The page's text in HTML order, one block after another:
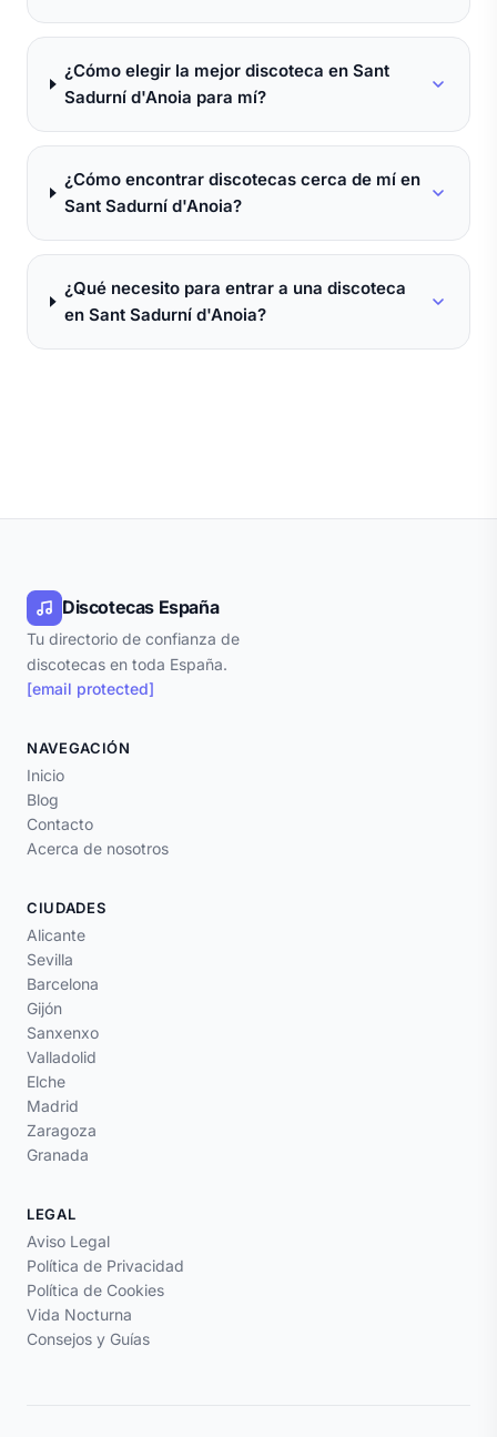
¿Cómo elegir la mejor discoteca en Sant
Sadurní d'Anoia para mí?
¿Cómo encontrar discotecas cerca de mí en
Sant Sadurní d'Anoia?
¿Qué necesito para entrar a una discoteca
en Sant Sadurní d'Anoia?
Discotecas España
Tu directorio de confianza de
discotecas en toda España.
[email protected]
NAVEGACIÓN
Inicio
Blog
Contacto
Acerca de nosotros
CIUDADES
Alicante
Sevilla
Barcelona
Gijón
Sanxenxo
Valladolid
Elche
Madrid
Zaragoza
Granada
LEGAL
Aviso Legal
Política de Privacidad
Política de Cookies
Vida Nocturna
Consejos y Guías